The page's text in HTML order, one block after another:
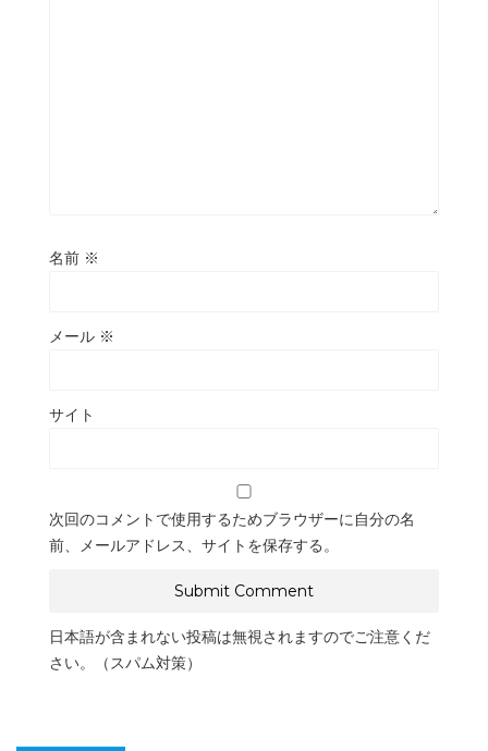
名前 ※
メール ※
サイト
次回のコメントで使用するためブラウザーに自分の名
前、メールアドレス、サイトを保存する。
日本語が含まれない投稿は無視されますのでご注意くだ
さい。（スパム対策）